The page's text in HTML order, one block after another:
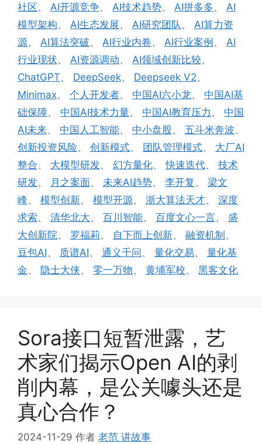
社区、 AI开源竞争、 AI技术趋势、 AI拼多多 、 AI
模型架构、 AI生态发展、 AI研究团队 、 AI算力资
源、 AI算法突破、 AI行业内卷、 AI行业案例、 AI
行业现状、 AI资源调动、 AI领域创新比较、
ChatGPT、 DeepSeek、 Deepseek V2、
Minimax、 个人开发者、 中国AI六小龙、 中国AI基
础保障、 中国AI技术力量、 中国AI教育压力 、 中国
AI未来、 中国人工智能、 中小盘股、 五斗米奔波、
创新投资风险、 创新模式、 团队管理模式、 大厂AI
整合、 大模型研发、 幻方量化、快速迭代、 技术
研发、 月之案面、 未来AI趋势、 李开复 、 梁文
峰、 模型创新、 模型开源、 浙大算法天才、 深度
求索、 清华北大、 百川智能、 百度文心一言、 盛
大创新院、 罗福莉、 自下而上创新、 融资机制、
豆包AI、 质谱AI、 通义千问、 量化交易、 量化基
金、 隐士大侠、 零一万物、 黄埔军校、 黑客文化
Sora接口短暂泄露，艺
术家们揭示Open AI的剥
削内幕，是公关噱头还是
真心合作？
2024-11-29 作者 老范 讲故事